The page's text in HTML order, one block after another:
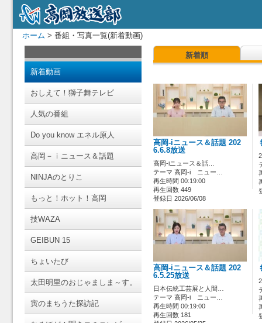
ホーム > 番組・写真一覧(新着動画)
新着動画
おしえて！獅子舞テレビ
人気の番組
Do you know エネル原人
高岡－ｉニュース＆話題
NINJAのとりこ
もっと！ホット！高岡
技WAZA
GEIBUN 15
ちょいたび
太田明里のおじゃましま～す。
寅のまちうた探訪記
新着順
高岡-iニュース＆話題 202
6.6.8放送
高岡-iニュース＆話…
テーマ 高岡-i ニュー…
再生時間 00:19:00
再生回数 449
登録日 2026/06/08
高岡-iニュース＆話題 202
6.5.25放送
日本伝統工芸展と人間…
テーマ 高岡-i ニュー…
再生時間 00:19:00
再生回数 181